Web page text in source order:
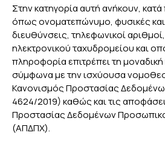
Στην κατηγορία αυτή ανήκουν,
όπως ονοματεπώνυμο, φυσικές και
διευθύνσεις, τηλεφωνικοί
ηλεκτρονικού ταχυδρομείου και
πληροφορία επιτρέπει τη
σύμφωνα με την ισχύουσα
Κανονισμός Προστασίας
4624/2019) καθώς και τις
Προστασίας Δεδομένων
(ΑΠΔΠΧ).